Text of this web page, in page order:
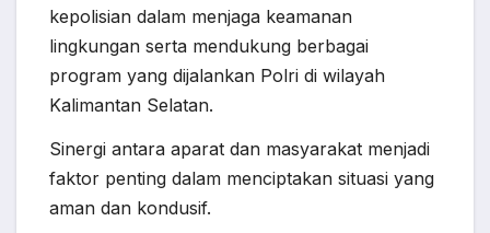
kepolisian dalam menjaga keamanan
lingkungan serta mendukung berbagai
program yang dijalankan Polri di wilayah
Kalimantan Selatan.
Sinergi antara aparat dan masyarakat menjadi
faktor penting dalam menciptakan situasi yang
aman dan kondusif.